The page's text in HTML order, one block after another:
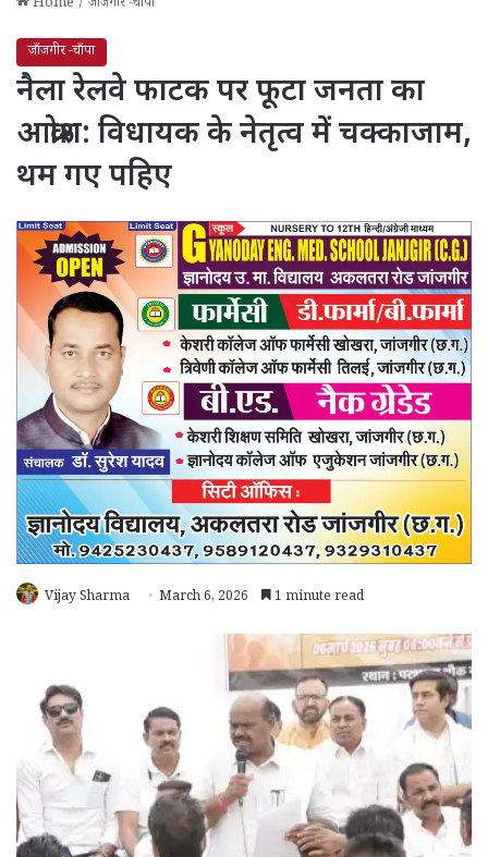
जाँजगीर -चाँपा
नैला रेलवे फाटक पर फूटा जनता का
आक्रोश: विधायक के नेतृत्व में चक्काजाम,
थम गए पहिए
Vijay Sharma March 6, 2026 1 minute read